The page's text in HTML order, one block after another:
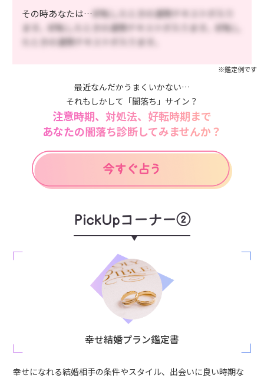
その時あなたは…好転したときの運勢テキストが入り
ます。好転したときの運勢テキストが入ります。好転し
たときの運勢テキストが入ります。
※鑑定例です
最近なんだかうまくいかない…
それもしかして「闇落ち」サイン？
注意時期、対処法、好転時期まで
あなたの闇落ち診断してみませんか？
PickUpコーナー②
幸せ結婚プラン鑑定書
幸せになれる結婚相手の条件やスタイル、出会いに良い時期な